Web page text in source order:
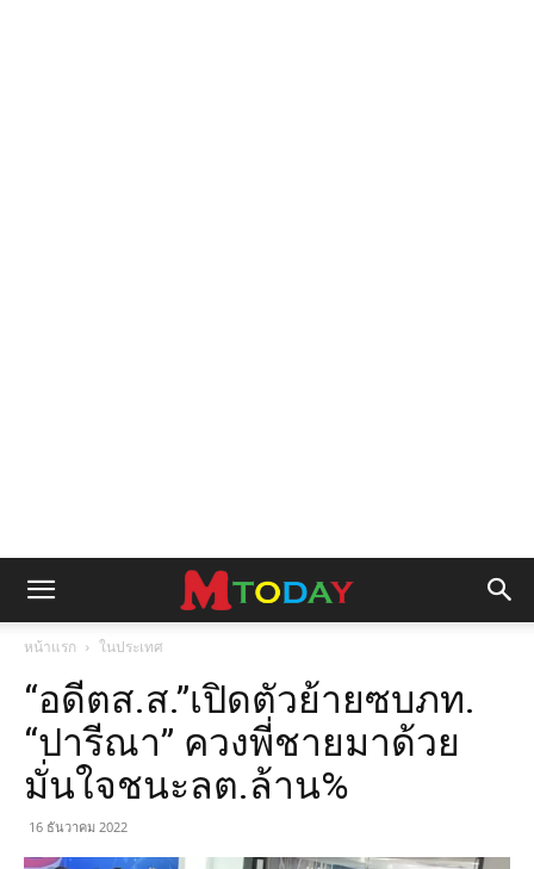
หน้าแรก ในประเทศ
“อดีตส.ส.”เปิดตัวย้ายซบภท.
“ปารีณา” ควงพี่ชายมาด้วย
มั่นใจชนะลต.ล้าน%
16 ธันวาคม 2022